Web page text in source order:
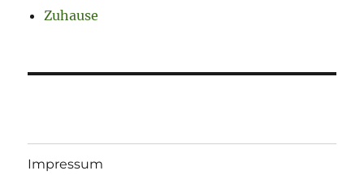
Zuhause
Impressum